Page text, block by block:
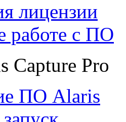
лицензии
работе с ПО
Capture Pro
ПО Alaris